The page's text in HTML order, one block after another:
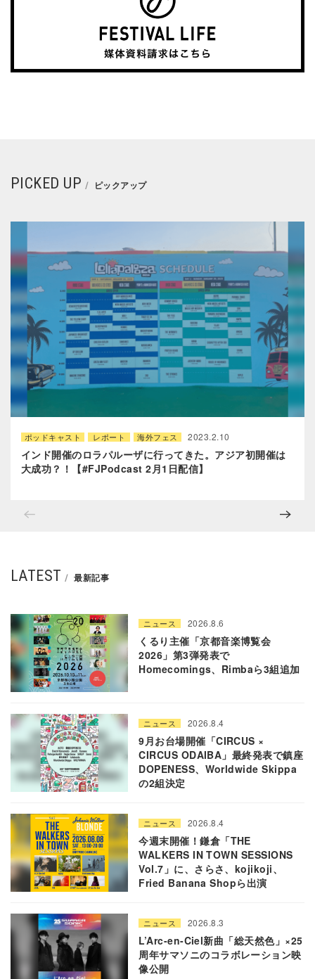
PICKED UP ピックアップ
ポッドキャスト レポート 海外フェス 2023.2.10
インド開催のロラパルーザに行ってきた。アジア初開催は
大成功？！【#FJPodcast 2月1日配信】
LATEST 最新記事
ニュース 2026.8.6
くるり主催「京都音楽博覧会
2026」第3弾発表で
Homecomings、Rimbaら3組追加
ニュース 2026.8.4
9月お台場開催「CIRCUS ×
CIRCUS ODAIBA」最終発表で鎮座
DOPENESS、Worldwide Skippa
の2組決定
ニュース 2026.8.4
今週末開催！鎌倉「THE
WALKERS IN TOWN SESSIONS
Vol.7」に、さらさ、kojikoji、
Fried Banana Shopら出演
ニュース 2026.8.3
L’Arc-en-Ciel新曲「総天然色」×25
周年サマソニのコラボレーション映
像公開